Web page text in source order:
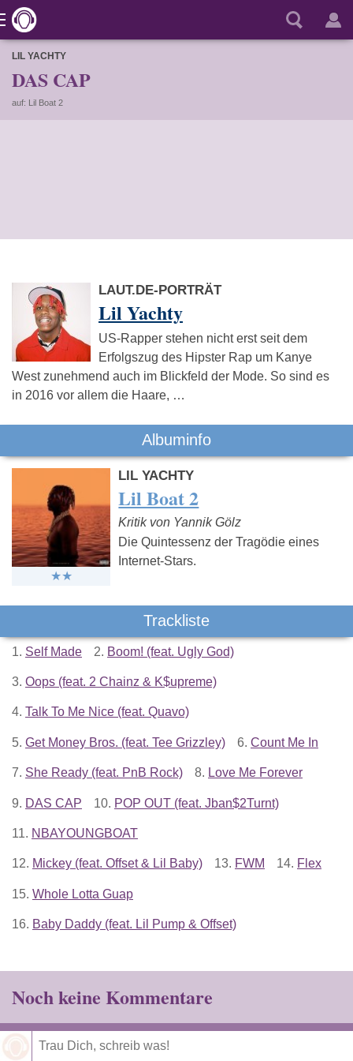
LIL YACHTY
DAS CAP
auf: Lil Boat 2
LAUT.DE-PORTRÄT
Lil Yachty
US-Rapper stehen nicht erst seit dem
Erfolgszug des Hipster Rap um Kanye
West zunehmend auch im Blickfeld der Mode. So sind es
in 2016 vor allem die Haare, …
Albuminfo
LIL YACHTY
Lil Boat 2
Kritik von Yannik Gölz
Die Quintessenz der Tragödie eines
Internet-Stars.
Trackliste
1. Self Made 2. Boom! (feat. Ugly God)
3. Oops (feat. 2 Chainz & K$upreme)
4. Talk To Me Nice (feat. Quavo)
5. Get Money Bros. (feat. Tee Grizzley) 6. Count Me In
7. She Ready (feat. PnB Rock) 8. Love Me Forever
9. DAS CAP 10. POP OUT (feat. Jban$2Turnt)
11. NBAYOUNGBOAT
12. Mickey (feat. Offset & Lil Baby) 13. FWM 14. Flex
15. Whole Lotta Guap
16. Baby Daddy (feat. Lil Pump & Offset)
Noch keine Kommentare